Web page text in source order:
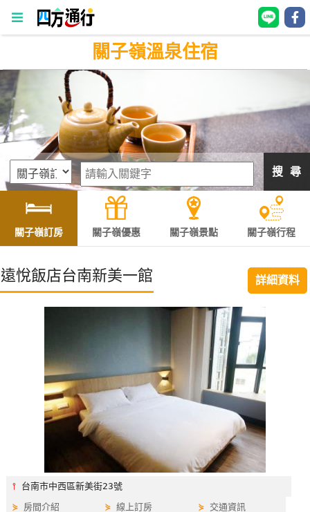
四
方
行
訂
灣
訂
房
直接跟飯店訂房HOT
關子嶺溫泉住宿
搜 尋
關子嶺訂房 關子嶺優惠 關子嶺景點 關子嶺行程
遠悅飯店台南新美一館 詳細資料
⫯ 台南市中西區新美街23號
⋟ 房間介紹 ⋟線上訂房 ⋟ 交通資訊